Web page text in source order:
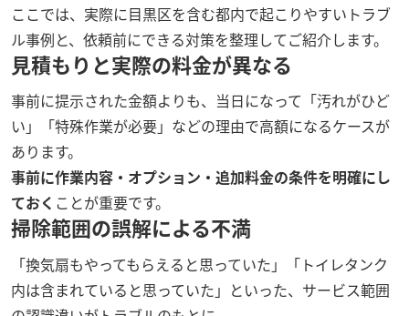
ここでは、実際に目黒区を含む都内で起こりやすいトラブ
ル事例と、依頼前にできる対策を整理してご紹介します。
見積もりと実際の料金が異なる
事前に提示された金額よりも、当日になって「汚れがひど
い」「特殊作業が必要」などの理由で高額になるケースが
あります。
事前に作業内容・オプション・追加料金の条件を明確にし
ておく ことが重要です。
掃除範囲の誤解による不満
「換気扇もやってもらえると思っていた」「トイレタンク
内は含まれていると思っていた」といった、サービス範囲